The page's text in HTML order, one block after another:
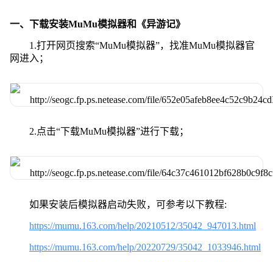
一、下载安装MuMu模拟器和《异游记》
1.打开网页搜索“MuMu模拟器”，找准MuMu模拟器官
网进入；
2.点击“下载MuMu模拟器”进行下载；
如果安装后模拟器启动失败，可参考以下教程:
https://mumu.163.com/help/20210512/35042_947013.html
https://mumu.163.com/help/20220729/35042_1033946.html